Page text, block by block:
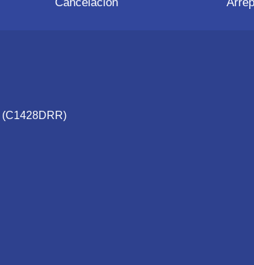
(C1428DRR)